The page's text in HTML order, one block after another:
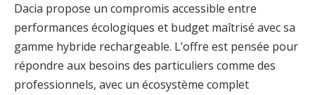
Dacia propose un compromis accessible entre
performances écologiques et budget maîtrisé avec sa
gamme hybride rechargeable. L’offre est pensée pour
répondre aux besoins des particuliers comme des
professionnels, avec un écosystème complet